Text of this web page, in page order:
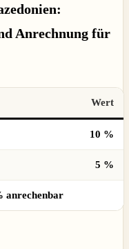
Anrechnung für
Wert
10 %
5 %
anrechenbar